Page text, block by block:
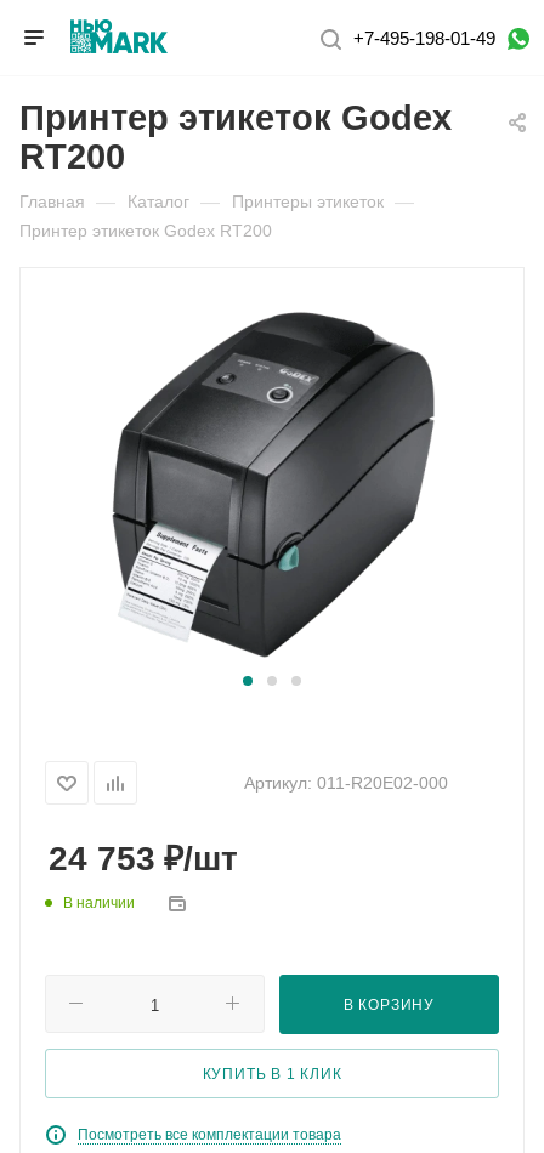
+7-495-198-01-49
Принтер этикеток Godex
RT200
Главная — Каталог — Принтеры этикеток —
Принтер этикеток Godex RT200
Артикул: 011-R20E02-000
24 753 ₽/шт
В наличии
В КОРЗИНУ
КУПИТЬ В 1 КЛИК
Посмотреть все комплектации товара